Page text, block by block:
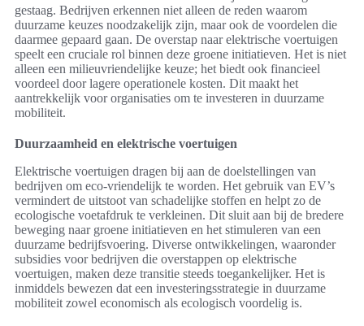
gestaag. Bedrijven erkennen niet alleen de reden waarom
duurzame keuzes noodzakelijk zijn, maar ook de voordelen die
daarmee gepaard gaan. De overstap naar elektrische voertuigen
speelt een cruciale rol binnen deze groene initiatieven. Het is niet
alleen een milieuvriendelijke keuze; het biedt ook financieel
voordeel door lagere operationele kosten. Dit maakt het
aantrekkelijk voor organisaties om te investeren in duurzame
mobiliteit.
Duurzaamheid en elektrische voertuigen
Elektrische voertuigen dragen bij aan de doelstellingen van
bedrijven om eco-vriendelijk te worden. Het gebruik van EV’s
vermindert de uitstoot van schadelijke stoffen en helpt zo de
ecologische voetafdruk te verkleinen. Dit sluit aan bij de bredere
beweging naar groene initiatieven en het stimuleren van een
duurzame bedrijfsvoering. Diverse ontwikkelingen, waaronder
subsidies voor bedrijven die overstappen op elektrische
voertuigen, maken deze transitie steeds toegankelijker. Het is
inmiddels bewezen dat een investeringsstrategie in duurzame
mobiliteit zowel economisch als ecologisch voordelig is.